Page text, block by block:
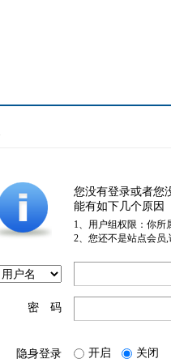
您没有登录或者您
能有如下几个原因
1、用户组权限：你所
2、您还不是站点会员
密 码
隐身登录 开启 关闭